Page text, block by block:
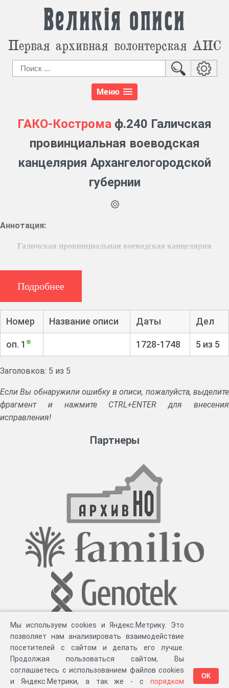
Великія описи
Первая архивная волонтерская АИС
Меню
ГАКО-Кострома ф.240 Галичская
провинциальная воеводская
канцелярия Архангелогородской
губернии
Аннотация:
Галичская провинциальная воеводская канцелярия
Ф. 240, 18 ед. хр. (1728 – 1778 гг.)
Указы Правительствующего сената.
оброчных грамот на рыбные ловли.
Ревизские сказки на крестьян. Выписки из писцовых
книг об отказе имений.
Подробнее
Номер Название описи Даты Дел
оп. 1 1728-1748 5 из 5
Заголовков: 5 из 5
Если Вы обнаружили ошибку в описи, пожалуйста, выделите
фрагмент и нажмите CTRL+ENTER для внесения
исправления!
Партнеры
Мы используем cookies и Яндекс.Метрику. Это
позволяет нам анализировать взаимодействие
посетителей с сайтом и делать его лучше.
Продолжая пользоваться сайтом, Вы
соглашаетесь с использованием файлов cookies
и Яндекс.Метрики, а так же - с порядком
ОК